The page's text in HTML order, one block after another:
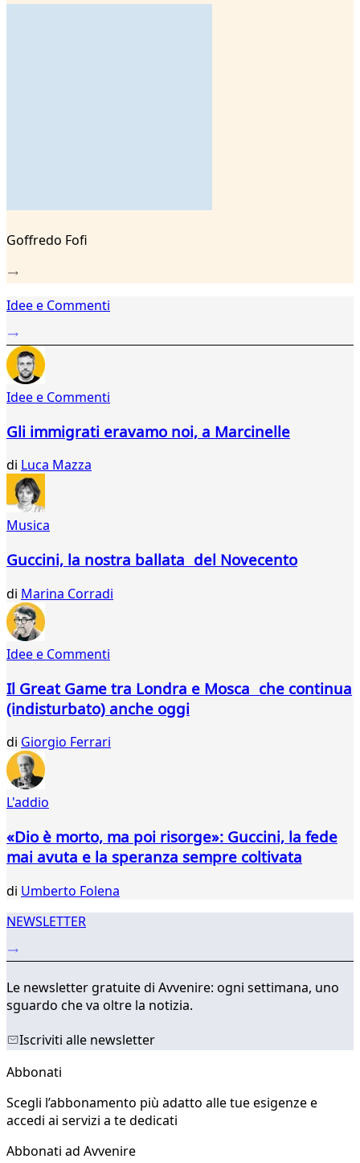
3
Goffredo Fofi
Idee e Commenti
Idee e Commenti
Gli immigrati eravamo noi, a Marcinelle
di Luca Mazza
Musica
Guccini, la nostra ballata del Novecento
di Marina Corradi
Idee e Commenti
Il Great Game tra Londra e Mosca che continua
(indisturbato) anche oggi
di Giorgio Ferrari
L'addio
«Dio è morto, ma poi risorge»: Guccini, la fede
mai avuta e la speranza sempre coltivata
di Umberto Folena
NEWSLETTER
Le newsletter gratuite di Avvenire: ogni settimana, uno
sguardo che va oltre la notizia.
Iscriviti alle newsletter
Abbonati
Scegli l’abbonamento più adatto alle tue esigenze e
accedi ai servizi a te dedicati
Abbonati ad Avvenire